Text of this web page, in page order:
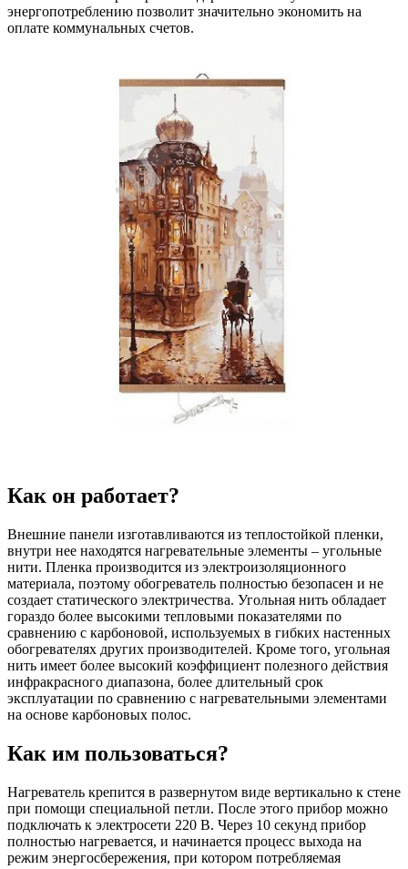
энергопотреблению позволит значительно экономить на
оплате коммунальных счетов.
Как он работает?
Внешние панели изготавливаются из теплостойкой пленки,
внутри нее находятся нагревательные элементы – угольные
нити. Пленка производится из электроизоляционного
материала, поэтому обогреватель полностью безопасен и не
создает статического электричества. Угольная нить обладает
гораздо более высокими тепловыми показателями по
сравнению с карбоновой, используемых в гибких настенных
обогревателях других производителей. Кроме того, угольная
нить имеет более высокий коэффициент полезного действия
инфракрасного диапазона, более длительный срок
эксплуатации по сравнению с нагревательными элементами
на основе карбоновых полос.
Как им пользоваться?
Нагреватель крепится в развернутом виде вертикально к стене
при помощи специальной петли. После этого прибор можно
подключать к электросети 220 В. Через 10 секунд прибор
полностью нагревается, и начинается процесс выхода на
режим энергосбережения, при котором потребляемая